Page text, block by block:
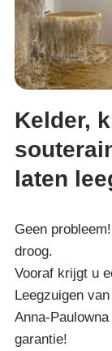
Kelder,
laten
Geen
droog.
Vooraf krijgt u
Leegzuigen
Anna-
garantie!